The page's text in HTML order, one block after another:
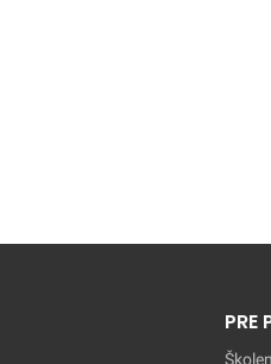
PRE